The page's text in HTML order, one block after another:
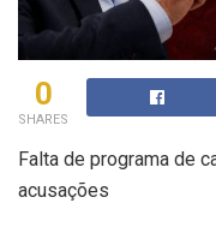
0
SHARES
Falta de programa de
acusações